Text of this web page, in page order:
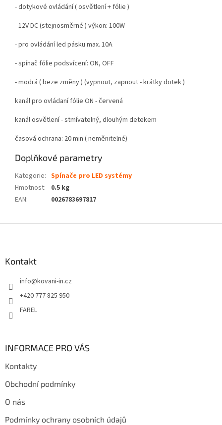
- dotykové ovládání ( osvětlení + fólie )
- 12V DC (stejnosměrné ) výkon: 100W
- pro ovládání led pásku max. 10A
- spínač fólie podsvícení: ON, OFF
- modrá ( beze změny ) (vypnout, zapnout - krátky dotek )
kanál pro ovládaní fólie ON - červená
kanál osvětlení - stmívatelný, dlouhým detekem
časová ochrana: 20 min ( neměnitelné)
Doplňkové parametry
Kategorie: Spínače pro LED systémy
Hmotnost:
0.5 kg
EAN: 0026783697817
Kontakt
info@kovani-in.cz
+420 777 825 950
FAREL
INFORMACE PRO VÁS
Kontakty
Obchodní podmínky
O nás
Podmínky ochrany osobních údajů